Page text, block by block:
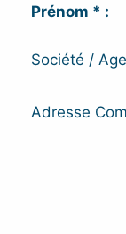
Prénom * :
Société /
Adresse